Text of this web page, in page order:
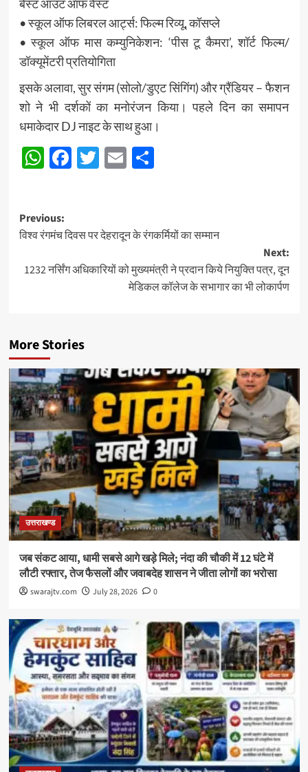
बेस्ट आउट ऑफ वेस्ट
• स्कूल ऑफ लिबरल आर्ट्स: फिल्म रिव्यू, कॉसप्ले
• स्कूल ऑफ मास कम्युनिकेशन: ‘पीस टू कैमरा’, शॉर्ट फिल्म/
डॉक्यूमेंटरी प्रतियोगिता
इसके अलावा, सुर संगम (सोलो/डुएट सिंगिंग) और ग्रैंडियर – फैशन
शो ने भी दर्शकों का मनोरंजन किया। पहले दिन का समापन
धमाकेदार DJ नाइट के साथ हुआ।
WhatsApp
Facebook
Twitter
EmailShare
Post
navigation
Previous:
विश्व रंगमंच दिवस पर देहरादून के रंगकर्मियों का सम्मान
Next:
1232 नर्सिंग अधिकारियों को मुख्यमंत्री ने प्रदान किये नियुक्ति पत्र, दून
मेडिकल कॉलेज के सभागार का भी लोकार्पण
More Stories
उत्तराखण्ड
जब संकट आया, धामी सबसे आगे खड़े मिले; नंदा की चौकी में 12 घंटे में
लौटी रफ्तार, तेज फैसलों और जवाबदेह शासन ने जीता लोगों का भरोसा
swarajtv.com July 28, 2026 0